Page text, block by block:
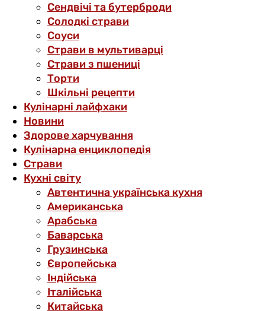
Сендвічі та бутерброди
Солодкі страви
Соуси
Страви в мультиварці
Страви з пшениці
Торти
Шкільні рецепти
Кулінарні лайфхаки
Новини
Здорове харчування
Кулінарна енциклопедія
Страви
Кухні світу
Автентична українська кухня
Американська
Арабська
Баварська
Грузинська
Європейська
Індійська
Італійська
Китайська